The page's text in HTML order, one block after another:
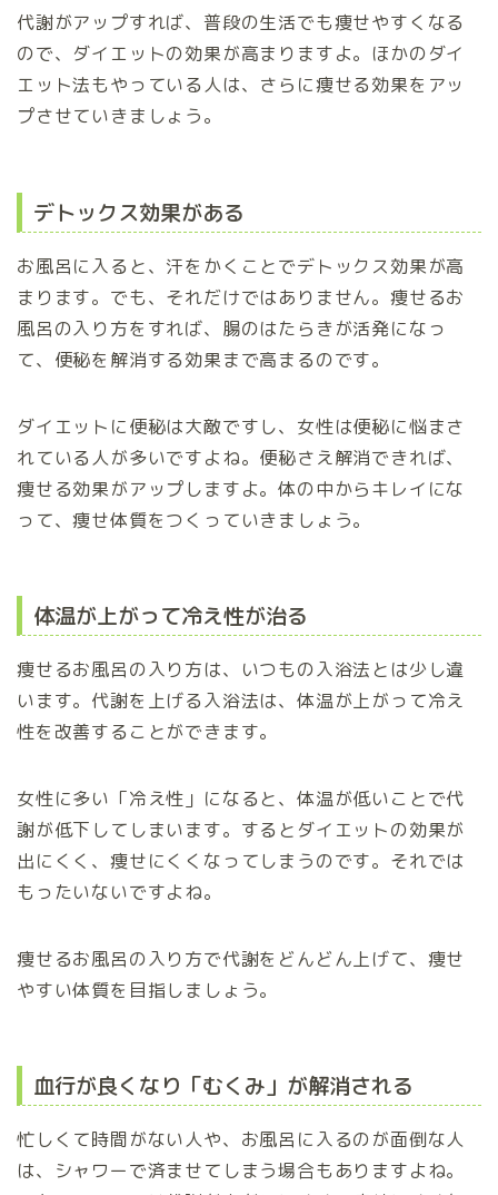
代謝がアップすれば、普段の生活でも痩せやすくなる
ので、ダイエットの効果が高まりますよ。ほかのダイ
エット法もやっている人は、さらに痩せる効果をアッ
プさせていきましょう。
デトックス効果がある
お風呂に入ると、汗をかくことでデトックス効果が高
まります。でも、それだけではありません。痩せるお
風呂の入り方をすれば、腸のはたらきが活発になっ
て、便秘を解消する効果まで高まるのです。
ダイエットに便秘は大敵ですし、女性は便秘に悩まさ
れている人が多いですよね。便秘さえ解消できれば、
痩せる効果がアップしますよ。体の中からキレイにな
って、痩せ体質をつくっていきましょう。
体温が上がって冷え性が治る
痩せるお風呂の入り方は、いつもの入浴法とは少し違
います。代謝を上げる入浴法は、体温が上がって冷え
性を改善することができます。
女性に多い「冷え性」になると、体温が低いことで代
謝が低下してしまいます。するとダイエットの効果が
出にくく、痩せにくくなってしまうのです。それでは
もったいないですよね。
痩せるお風呂の入り方で代謝をどんどん上げて、痩せ
やすい体質を目指しましょう。
血行が良くなり「むくみ」が解消される
忙しくて時間がない人や、お風呂に入るのが面倒な人
は、シャワーで済ませてしまう場合もありますよね。